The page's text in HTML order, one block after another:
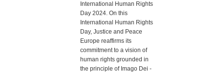
International Human Rights
Day 2024. On this
International Human Rights
Day, Justice and Peace
Europe reaffirms its
commitment to a vision of
human rights grounded in
the principle of Imago Dei -